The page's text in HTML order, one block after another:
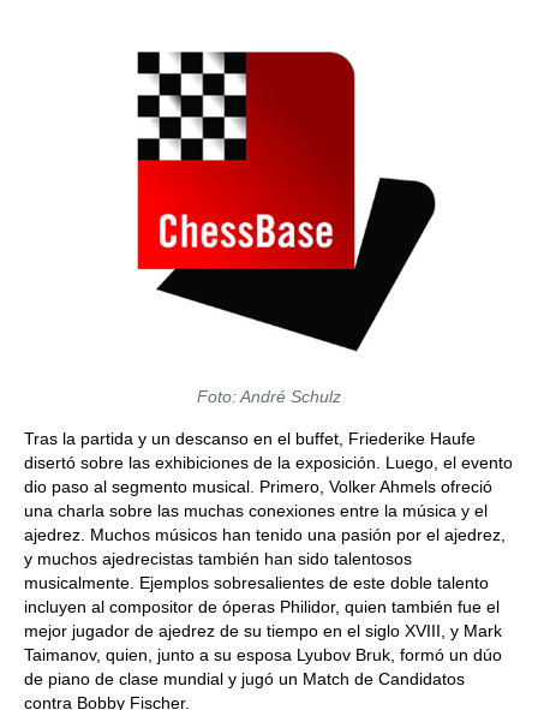
Foto: André Schulz
Tras la partida y un descanso en el buffet, Friederike Haufe
disertó sobre las exhibiciones de la exposición. Luego, el evento
dio paso al segmento musical. Primero, Volker Ahmels ofreció
una charla sobre las muchas conexiones entre la música y el
ajedrez. Muchos músicos han tenido una pasión por el ajedrez,
y muchos ajedrecistas también han sido talentosos
musicalmente. Ejemplos sobresalientes de este doble talento
incluyen al compositor de óperas Philidor, quien también fue el
mejor jugador de ajedrez de su tiempo en el siglo XVIII, y Mark
Taimanov, quien, junto a su esposa Lyubov Bruk, formó un dúo
de piano de clase mundial y jugó un Match de Candidatos
contra Bobby Fischer.